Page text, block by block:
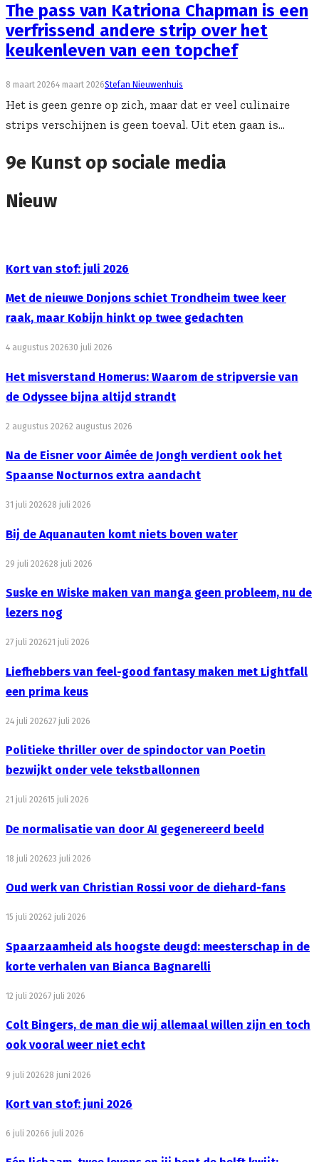
The pass van Katriona Chapman is een
verfrissend andere strip over het
keukenleven van een topchef
8 maart 20264 maart 2026Stefan Nieuwenhuis
Het is geen genre op zich, maar dat er veel culinaire
strips verschijnen is geen toeval. Uit eten gaan is...
9e Kunst op sociale media
Nieuw
Kort van stof: juli 2026
Met de nieuwe Donjons schiet Trondheim twee keer
raak, maar Kobijn hinkt op twee gedachten
4 augustus 202630 juli 2026
Het misverstand Homerus: Waarom de stripversie van
de Odyssee bijna altijd strandt
2 augustus 20262 augustus 2026
Na de Eisner voor Aimée de Jongh verdient ook het
Spaanse Nocturnos extra aandacht
31 juli 202628 juli 2026
Bij de Aquanauten komt niets boven water
29 juli 202628 juli 2026
Suske en Wiske maken van manga geen probleem, nu de
lezers nog
27 juli 202621 juli 2026
Liefhebbers van feel-good fantasy maken met Lightfall
een prima keus
24 juli 202627 juli 2026
Politieke thriller over de spindoctor van Poetin
bezwijkt onder vele tekstballonnen
21 juli 202615 juli 2026
De normalisatie van door AI gegenereerd beeld
18 juli 202623 juli 2026
Oud werk van Christian Rossi voor de diehard-fans
15 juli 20262 juli 2026
Spaarzaamheid als hoogste deugd: meesterschap in de
korte verhalen van Bianca Bagnarelli
12 juli 20267 juli 2026
Colt Bingers, de man die wij allemaal willen zijn en toch
ook vooral weer niet echt
9 juli 202628 juni 2026
Kort van stof: juni 2026
6 juli 20266 juli 2026